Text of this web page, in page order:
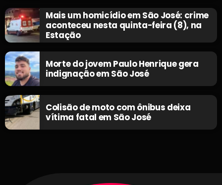
Mais um homicídio em São José: crime
aconteceu nesta quinta-feira (8), na
Estação
Morte do jovem Paulo Henrique gera
indignação em São José
Colisão de moto com ônibus deixa
vítima fatal em São José